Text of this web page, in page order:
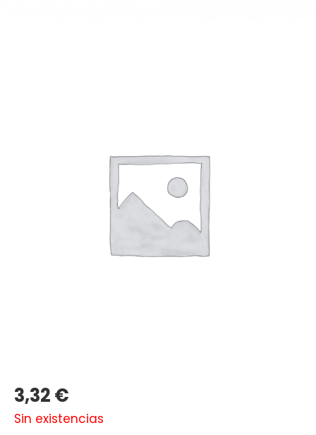
3,32€
Sin existencias